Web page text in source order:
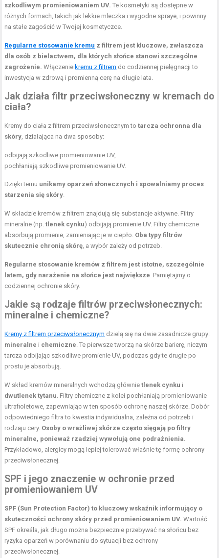
szkodliwym promieniowaniem UV. Te kosmetyki są dostępne w
różnych formach, takich jak lekkie mleczka i wygodne spraye, i powinny
na stałe zagościć w Twojej kosmetyczce.
Regularne stosowanie kremu z filtrem jest kluczowe, zwłaszcza
dla osób z bielactwem, dla których słońce stanowi szczególne
zagrożenie. Włączenie kremu z filtrem do codziennej pielęgnacji to
inwestycja w zdrową i promienną cerę na długie lata.
Jak działa filtr przeciwsłoneczny w kremach do
ciała?
Kremy do ciała z filtrem przeciwsłonecznym totarcza ochronna dla
skóry , działająca na dwa sposoby:
odbijają szkodliwe promieniowanie UV,
pochłaniają szkodliwe promieniowanie UV.
Dzięki temu unikamy oparzeń słonecznych i spowalniamy proces
starzenia się skóry
W składzie kremów z filtrem znajdują się substancje aktywne. Filtry
mineralne (np.tlenek cynku) odbijają promienie UV. Filtry chemiczne
absorbują promienie, zamieniając je w ciepło. Oba typy filtrów
skutecznie chronią skórę , a wybór zależy od potrzeb.
Regularne stosowanie kremów z filtrem jest istotne, szczególnie
latem, gdy narażenie na słońce jest największe . Pamiętajmy o
codziennej ochronie skóry.
Jakie są rodzaje filtrów przeciwsłonecznych:
mineralne i chemiczne?
Kremy z filtrem przeciwsłonecznym dzielą się na dwie zasadnicze grupy:
mineralne i chemiczne . Te pierwsze tworzą na skórze barierę, niczym
tarcza odbijając szkodliwe promienie UV, podczas gdy te drugie po
prostu je absorbują.
W skład kremów mineralnych wchodzą głównietlenek cynku i
dwutlenek tytanu . Filtry chemiczne z kolei pochłaniają promieniowanie
ultrafioletowe, zapewniając w ten sposób ochronę naszej skórze. Dobór
odpowiedniego filtra to kwestia indywidualna, zależna od potrzeb i
rodzaju cery. Osoby o wrażliwej skórze często sięgają po filtry
mineralne, ponieważ rzadziej wywołują one podrażnienia.
Przykładowo, alergicy mogą lepiej tolerować właśnie tę formę ochrony
przeciwsłonecznej.
SPF i jego znaczenie w ochronie przed
promieniowaniem UV
SPF (Sun Protection Factor) to kluczowy wskaźnik informujący o
skuteczności ochrony skóry przed promieniowaniem UV. Wartość
SPF określa, jak długo można bezpiecznie przebywać na słońcu bez
ryzyka oparzeń w porównaniu do sytuacji bez ochrony
przeciwsłonecznej.